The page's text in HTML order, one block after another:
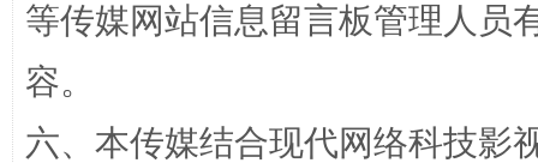
等传媒网站信息留言板管理人员
容。
六、本传媒结合现代网络科技影